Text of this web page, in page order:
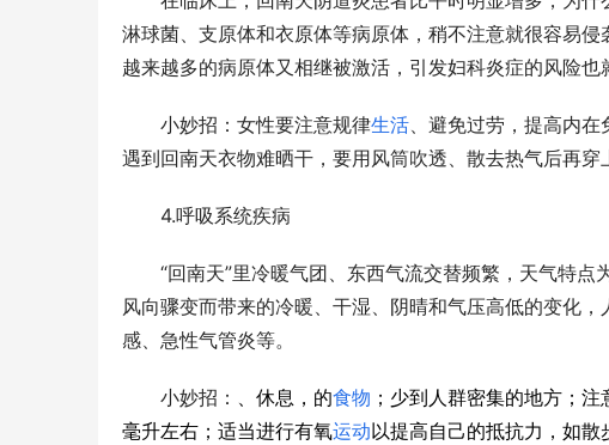
淋球菌、支原体和衣原体等病原体，稍不注意就很容易
越来越多的病原体又相继被激活，引发妇科炎症的风险也
小妙招：女性要注意规律生活、避免过劳，提高内在
遇到回南天衣物难晒干，要用风筒吹透、散去热气后再穿
4.呼吸系统疾病
“回南天”里冷暖气团、东西气流交替频繁，天气特点
风向骤变而带来的冷暖、干湿、阴晴和气压高低的变化
感、急性气管炎等。
小妙招： 、休息，的食物 ；少到人群密集的地方；
毫升左右；适当进行有氧运动以提高自己的抵抗力，如散